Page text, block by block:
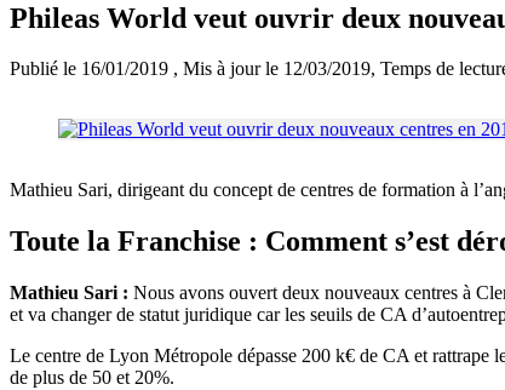
Phileas World veut ouvrir deux
Publié le 16/01/2019 , Mis à jour le 12/03/2019, Temps de
Mathieu Sari, dirigeant du concept de centres de formation à
Toute la Franchise : Comment s’est
Mathieu Sari : Nous avons ouvert deux nouveaux centres à
et va changer de statut juridique car les seuils de CA
Le centre de Lyon Métropole dépasse 200 k€ de CA et rattrape
de plus de 50 et 20%.